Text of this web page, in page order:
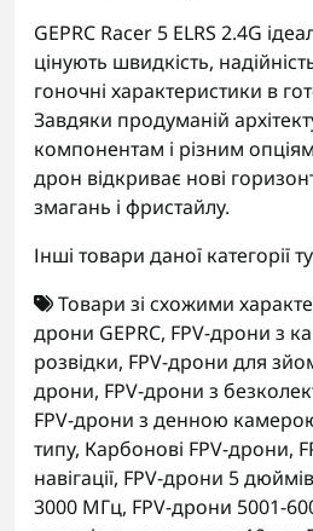
GEPRC Racer 5 ELRS 2.4G
цінують швидкість,
гоночні характеристики в
Завдяки продуманій
компонентам і різним
дрон відкриває нові
змагань і фристайлу.
Інші товари даної категорії
Товари зі схожими
дрони GEPRC, FPV-дрони з
розвідки, FPV-дрони для
дрони, FPV-дрони з
FPV-дрони з денною
типу, Карбонові FPV-дрони,
навігації, FPV-дрони 5 дюймів
3000 МГц, FPV-дрони 5001-